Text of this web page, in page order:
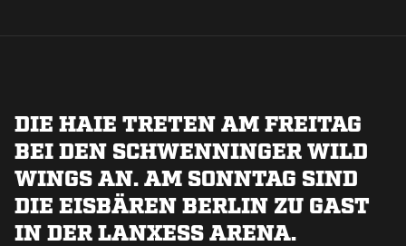
DIE HAIE TRETEN AM FREITAG
BEI DEN SCHWENNINGER WILD
WINGS AN. AM SONNTAG SIND
DIE EISBÄREN BERLIN ZU GAST
IN DER LANXESS ARENA.